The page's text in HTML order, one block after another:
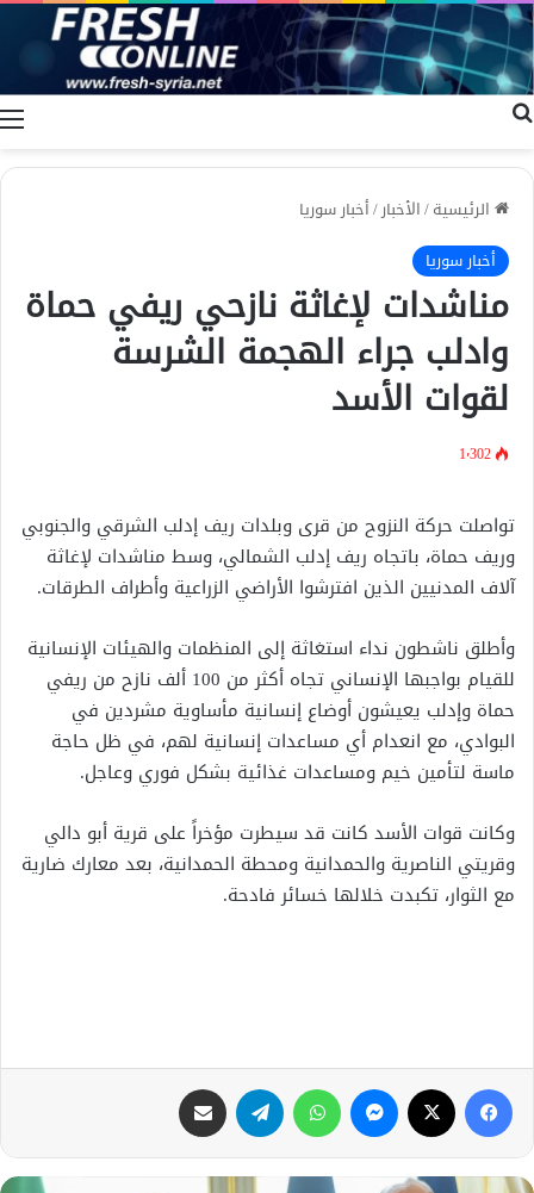
الرئيسية/الأخبار/أخبار سوريا
أخبار سوريا
مناشدات لإغاثة نازحي ريفي حماة
وادلب جراء الهجمة الشرسة
لقوات الأسد
1٬302
تواصلت حركة النزوح من قرى وبلدات ريف إدلب الشرقي والجنوبي
وريف حماة، باتجاه ريف إدلب الشمالي، وسط مناشدات لإغاثة
آلاف المدنيين الذين افترشوا الأراضي الزراعية وأطراف الطرقات.
‏‎وأطلق ناشطون نداء استغاثة إلى المنظمات والهيئات الإنسانية
للقيام بواجبها الإنساني تجاه أكثر من 100 ألف نازح من ريفي
حماة وإدلب يعيشون أوضاع إنسانية مأساوية مشردين في
البوادي، مع انعدام أي مساعدات إنسانية لهم، في ظل حاجة
ماسة لتأمين خيم ومساعدات غذائية بشكل فوري وعاجل.
وكانت قوات الأسد كانت قد سيطرت مؤخراً على قرية أبو دالي
وقريتي الناصرية والحمدانية ومحطة الحمدانية، بعد معارك ضارية
مع الثوار، تكبدت خلالها خسائر فادحة.
فيسبوك ماسنجر واتساب تيلقرام